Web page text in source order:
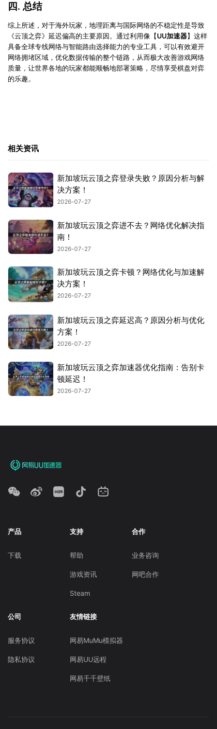
四. 总结
综上所述，对于海外玩家，地理距离与国际网络的不稳定性是导致
《云顶之弈》延迟偏高的主要原因。通过利用像【UU加速器】这样
具备全球专线网络与智能路由选择能力的专业工具，可以有效避开
网络拥堵区域，优化数据传输的整个链路，从而极大改善游戏网络
质量，让世界各地的玩家都能顺畅地部署策略，尽情享受棋盘对弈
的乐趣。
相关资讯
新加坡玩云顶之弈登录失败？原因分析与解
决方案！
2026-07-27
新加坡玩云顶之弈进不去？网络优化解决指
南！
2026-07-27
新加坡玩云顶之弈卡顿？网络优化与加速解
决方案！
2026-07-27
新加坡玩云顶之弈延迟高？原因分析与优化
方案！
2026-07-27
新加坡玩云顶之弈加速器优化指南：告别卡
顿延迟！
2026-07-27
产品
下载
支持
帮助
游戏资讯
Steam
合作
业务咨询
网吧合作
公司
服务协议
隐私协议
友情链接
网易MuMu模拟器
网易UU远程
网易千千壁纸